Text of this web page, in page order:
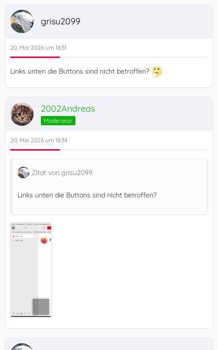
grisu2099
20. Mai 2026 um 18:31
Links unten die Buttons sind nicht betroffen?
2002Andreas
Moderator
20. Mai 2026 um 18:34
Zitat von grisu2099
Links unten die Buttons sind nicht betroffen?